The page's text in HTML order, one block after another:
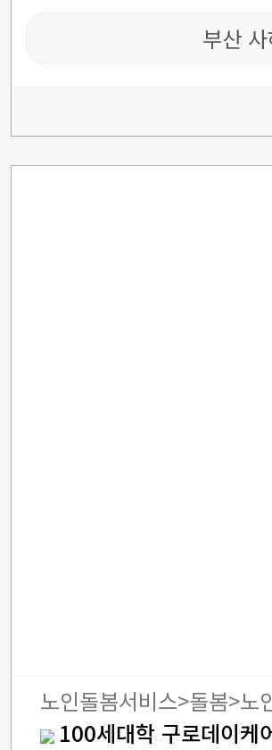
부산
노인돌봄서비스>돌봄>노
100세대학 구로데이케